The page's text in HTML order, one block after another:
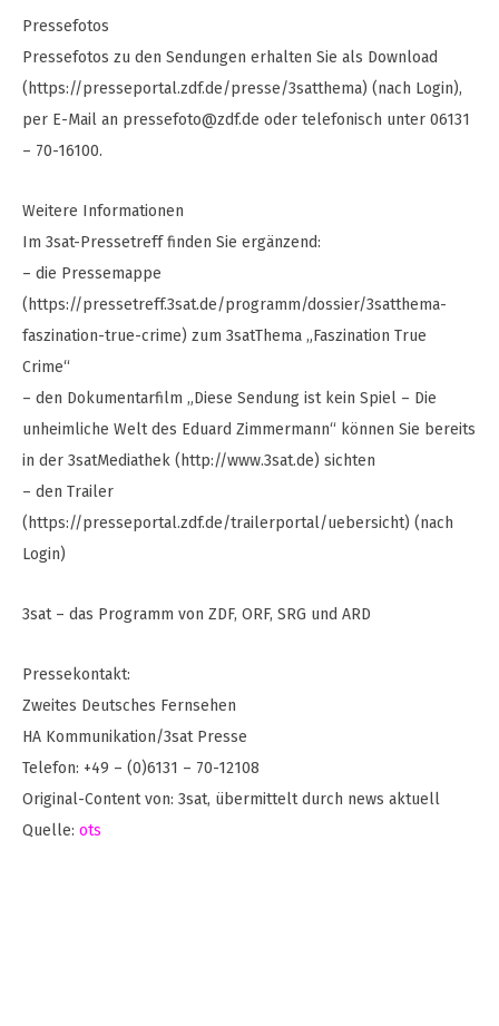
Pressefotos
Pressefotos zu den Sendungen erhalten Sie als Download
(https://presseportal.zdf.de/presse/3satthema) (nach Login),
per E-Mail an pressefoto@zdf.de oder telefonisch unter 06131
– 70-16100.
Weitere Informationen
Im 3sat-Pressetreff finden Sie ergänzend:
– die Pressemappe
(https://pressetreff.3sat.de/programm/dossier/3satthema-
faszination-true-crime) zum 3satThema „Faszination True
Crime“
– den Dokumentarfilm „Diese Sendung ist kein Spiel – Die
unheimliche Welt des Eduard Zimmermann“ können Sie bereits
in der 3satMediathek (http://www.3sat.de) sichten
– den Trailer
(https://presseportal.zdf.de/trailerportal/uebersicht) (nach
Login)
3sat – das Programm von ZDF, ORF, SRG und ARD
Pressekontakt:
Zweites Deutsches Fernsehen
HA Kommunikation/3sat Presse
Telefon: +49 – (0)6131 – 70-12108
Original-Content von: 3sat, übermittelt durch news aktuell
Quelle: ots